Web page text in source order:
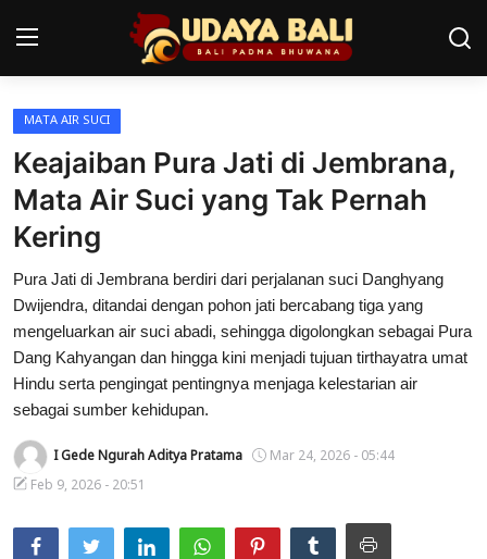
Home
Pura
Desa Adat
Tradisi
Kearifan lokal
Alam Bali
Seni
Kisah
MATA AIR SUCI
Keajaiban Pura Jati di Jembrana,
Mata Air Suci yang Tak Pernah
Kering
Pura Jati di Jembrana berdiri dari perjalanan suci Danghyang
Dwijendra, ditandai dengan pohon jati bercabang tiga yang
mengeluarkan air suci abadi, sehingga digolongkan sebagai Pura
Dang Kahyangan dan hingga kini menjadi tujuan tirthayatra umat
Hindu serta pengingat pentingnya menjaga kelestarian air
sebagai sumber kehidupan.
I Gede Ngurah Aditya Pratama
Mar 24, 2026 - 05:44
Feb 9, 2026 - 20:51